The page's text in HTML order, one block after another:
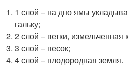
1 слой – на дно ямы
гальку;
2 слой – ветки, измельченная
3 слой – песок;
4 слой – плодородная земля.